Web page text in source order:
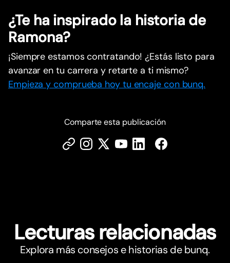
¿Te ha inspirado la historia de
Ramona?
¡Siempre estamos contratando! ¿Estás listo para
avanzar en tu carrera y retarte a ti mismo?
Empieza y comprueba hoy tu encaje con bunq.
Comparte esta publicación
Lecturas relacionadas
Explora más consejos e historias de bunq.